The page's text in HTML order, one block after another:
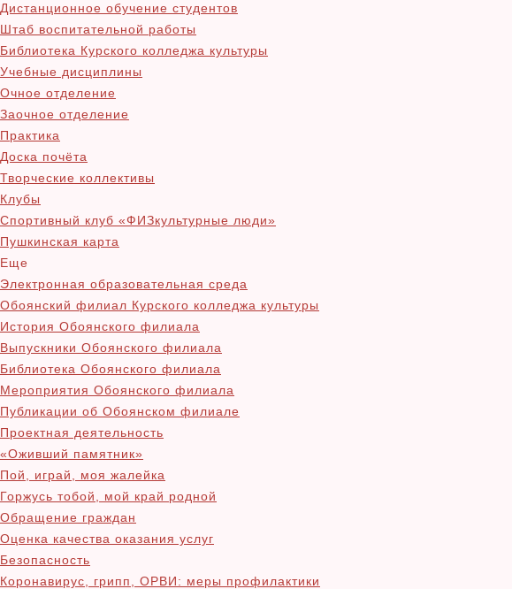
Дистанционное обучение студентов
Штаб воспитательной работы
Библиотека Курского колледжа культуры
Учебные дисциплины
Очное отделение
Заочное отделение
Практика
Доска почёта
Творческие коллективы
Клубы
Спортивный клуб «ФИЗкультурные люди»
Пушкинская карта
Еще
Электронная образовательная среда
Обоянский филиал Курского колледжа культуры
История Обоянского филиала
Выпускники Обоянского филиала
Библиотека Обоянского филиала
Мероприятия Обоянского филиала
Публикации об Обоянском филиале
Проектная деятельность
«Оживший памятник»
Пой, играй, моя жалейка
Горжусь тобой, мой край родной
Обращение граждан
Оценка качества оказания услуг
Безопасность
Коронавирус, грипп, ОРВИ: меры профилактики